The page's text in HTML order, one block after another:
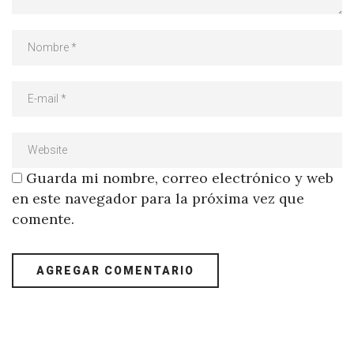
Guarda mi nombre, correo electrónico y web
en este navegador para la próxima vez que
comente.